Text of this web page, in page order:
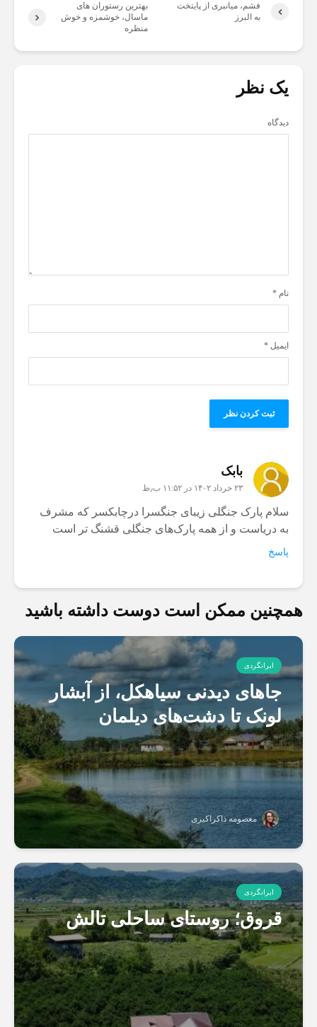
فشم، میانبری از پایتخت
به البرز
بهترین رستوران های
ماسال، خوشمزه و خوش
منظره
یک نظر
دیدگاه
نام *
ایمیل *
بابک
۲۳ خرداد ۱۴۰۲ در ۱۱:۵۲ ب٫ظ
سلام پارک جنگلی زیبای جنگسرا درچابکسر که مشرف
به دریاست و از همه پارک‌های جنگلی قشنگ تر است
پاسخ
همچنین ممکن است دوست داشته باشید
ایرانگردی
جاهای دیدنی سیاهکل، از آبشار
لونک تا دشت‌های دیلمان
معصومه ذاکراکبری
ایرانگردی
قروق؛ روستای ساحلی تالش